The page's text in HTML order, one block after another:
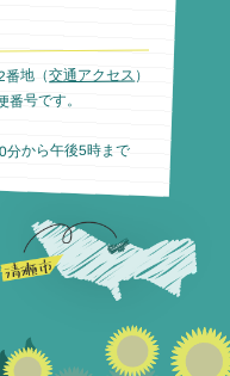
番地（交通アクセス ）
号です。
分から午後5時まで